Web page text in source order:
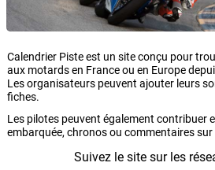
Calendrier Piste est un site conçu pour
aux motards en France ou en Europe
Les organisateurs peuvent ajouter leurs
fiches.
Les pilotes peuvent également contribuer
embarquée, chronos ou commentaires
Suivez le site sur les